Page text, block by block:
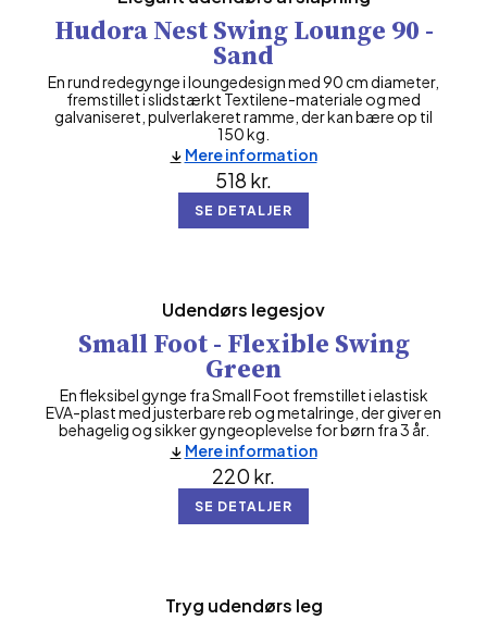
Hudora Nest Swing Lounge 90 -
Sand
En rund redegynge i loungedesign med 90 cm diameter,
fremstillet i slidstærkt Textilene-materiale og med
galvaniseret, pulverlakeret ramme, der kan bære op til
150 kg.
518 kr.
SE DETALJER
Mere information
Udendørs legesjov
Small Foot - Flexible Swing
Green
En fleksibel gynge fra Small Foot fremstillet i elastisk
EVA-plast med justerbare reb og metalringe, der giver en
behagelig og sikker gyngeoplevelse for børn fra 3 år.
220 kr.
SE DETALJER
Mere information
Tryg udendørs leg